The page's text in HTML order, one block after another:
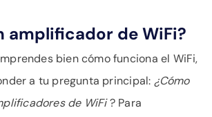
amplificador de WiFi?
bien cómo funciona el WiFi,
a tu pregunta principal: ¿Cómo
de WiFi? Para